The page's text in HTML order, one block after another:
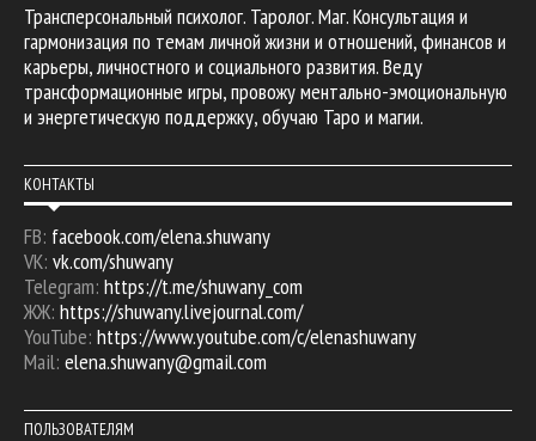
Трансперсональный психолог. Таролог. Маг. Консультация и
гармонизация по темам личной жизни и отношений, финансов и
карьеры, личностного и социального развития. Веду
трансформационные игры, провожу ментально-эмоциональную
и энергетическую поддержку, обучаю Таро и магии.
КОНТАКТЫ
FB: facebook.com/elena.shuwany
VK: vk.com/shuwany
Telegram: https://t.me/shuwany_com
ЖЖ: https://shuwany.livejournal.com/
YouTube: https://www.youtube.com/c/elenashuwany
Mail: elena.shuwany@gmail.com
ПОЛЬЗОВАТЕЛЯМ